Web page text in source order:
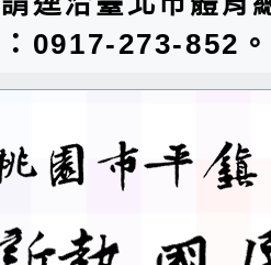
0917-273-852。